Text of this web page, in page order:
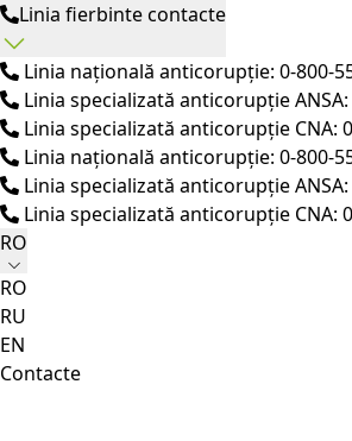
Linia fierbinte contacte
Linia națională anticorupție: 0-800-
Linia specializată anticorupție ANSA:
Linia specializată anticorupție CNA:
Linia națională anticorupție: 0-800-
Linia specializată anticorupție ANSA:
Linia specializată anticorupție CNA:
RO
RO
RU
EN
Contacte